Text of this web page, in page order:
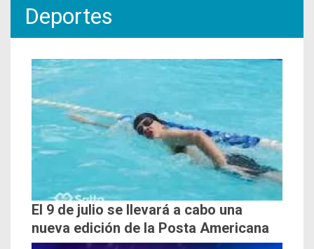
Deportes
El 9 de julio se llevará a cabo una
nueva edición de la Posta Americana